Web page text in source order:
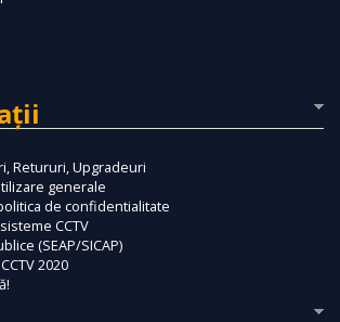
Retururi, Upgradeuri
generale
de confidentialitate
CCTV
(SEAP/SICAP)
2020